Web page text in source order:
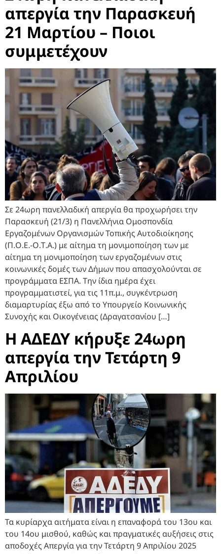
απεργία την Παρασκευή
21 Μαρτίου – Ποιοι
συμμετέχουν
Σε 24ωρη πανελλαδική απεργία θα προχωρήσει την
Παρασκευή (21/3) η Πανελλήνια Ομοσπονδία
Εργαζομένων Οργανισμών Τοπικής Αυτοδιοίκησης
(Π.Ο.Ε.-Ο.Τ.Α.) με αίτημα τη μονιμοποίηση των με
αίτημα τη μονιμοποίηση των εργαζομένων στις
κοινωνικές δομές των Δήμων που απασχολούνται σε
προγράμματα ΕΣΠΑ. Την ίδια ημέρα έχει
προγραμματιστεί, για τις 11π.μ., συγκέντρωση
διαμαρτυρίας έξω από το Υπουργείο Κοινωνικής
Συνοχής και Οικογένειας (Δραγατσανίου […]
Η ΑΔΕΔΥ κήρυξε 24ωρη
απεργία την Τετάρτη 9
Απριλίου
Τα κυρίαρχα αιτήματα είναι η επαναφορά του 13ου και
του 14ου μισθού, καθώς και πραγματικές αυξήσεις στις
αποδοχές Απεργία για την Τετάρτη 9 Απριλίου 2025